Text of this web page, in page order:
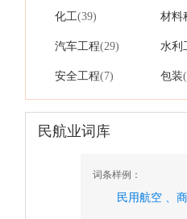
化工(39) 材料
汽车工程(29) 水利
安全工程(7) 包装
民航业词库
词条样例：
民用航空 、